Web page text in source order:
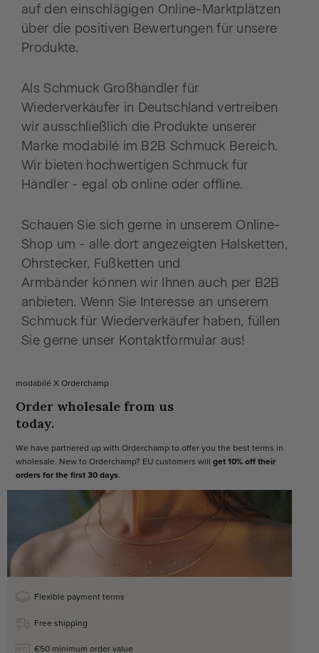
auf den einschlägigen Online-Marktplätzen
über die positiven Bewertungen für unsere
Produkte.
Als Schmuck Großhändler für
Wiederverkäufer in Deutschland vertreiben
wir ausschließlich die Produkte unserer
Marke modabilé im B2B Schmuck Bereich.
Wir bieten hochwertigen Schmuck für
Händler - egal ob online oder offline.
Schauen Sie sich gerne in unserem Online-
Shop um - alle dort angezeigten Halsketten,
Ohrstecker, Fußketten und
Armbänder können wir Ihnen auch per B2B
anbieten. Wenn Sie Interesse an unserem
Schmuck für Wiederverkäufer haben, füllen
Sie gerne unser Kontaktformular aus!